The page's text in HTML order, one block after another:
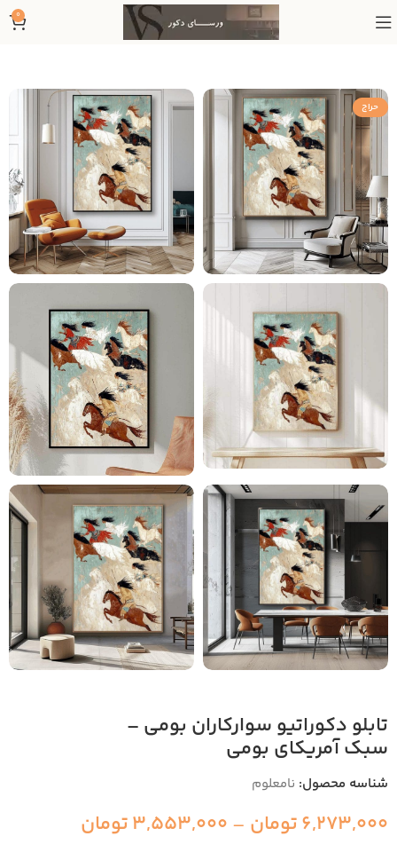
0
حراج
تابلو دکوراتیو سوارکاران بومی –
سبک آمریکای بومی
شناسه محصول: نامعلوم
6,273,000تومان –
3,553,000تومان